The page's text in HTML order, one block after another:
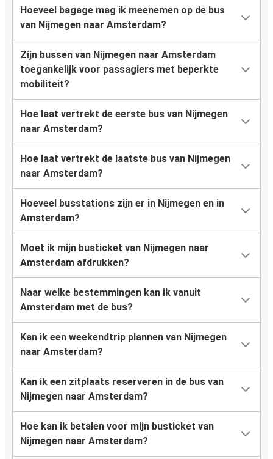
Hoeveel bagage mag ik meenemen op de bus
van Nijmegen naar Amsterdam?
Zijn bussen van Nijmegen naar Amsterdam
toegankelijk voor passagiers met beperkte
mobiliteit?
Hoe laat vertrekt de eerste bus van Nijmegen
naar Amsterdam?
Hoe laat vertrekt de laatste bus van Nijmegen
naar Amsterdam?
Hoeveel busstations zijn er in Nijmegen en in
Amsterdam?
Moet ik mijn busticket van Nijmegen naar
Amsterdam afdrukken?
Naar welke bestemmingen kan ik vanuit
Amsterdam met de bus?
Kan ik een weekendtrip plannen van Nijmegen
naar Amsterdam?
Kan ik een zitplaats reserveren in de bus van
Nijmegen naar Amsterdam?
Hoe kan ik betalen voor mijn busticket van
Nijmegen naar Amsterdam?